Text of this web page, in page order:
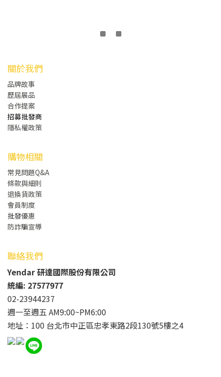
關於我們
品牌故事
歷屆展品
合作提案
招募批發商
隱私權政策
購物相關
常見問題Q&A
條款與細則
退換貨政策
會員制度
批發優惠
防詐騙宣導
聯絡我們
Yendar 研達國際股份有限公司
統編: 27577977
02-23944237
週一至週五 AM9:00~PM6:00
地址：100 台北市中正區忠孝東路2段130號5樓之4